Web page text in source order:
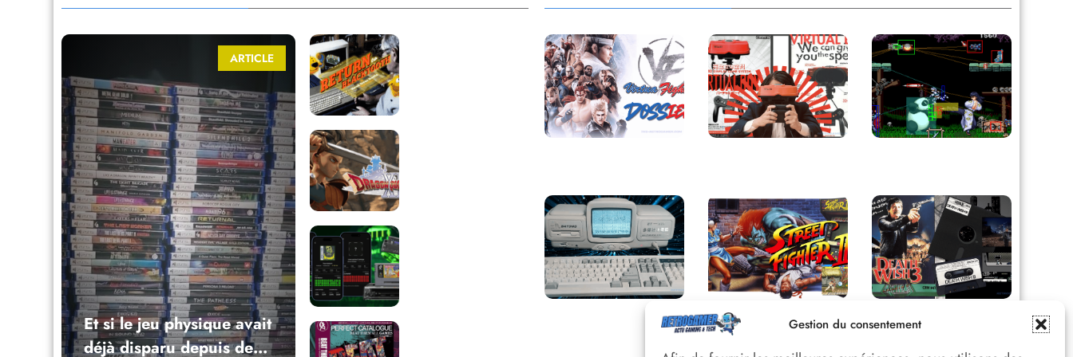
Gestion du consentement
ARTICLE
Et si le jeu physique avait
déjà disparu depuis des
incroyable et inconnue
Street Fighter II :
L’Odyssée d’une
Death Wish 3 C64 :
Quand la violence 8